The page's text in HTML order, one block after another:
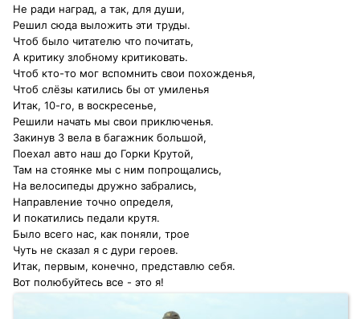
Не ради наград, а так, для души,
Решил сюда выложить эти труды.
Чтоб было читателю что почитать,
А критику злобному критиковать.
Чтоб кто-то мог вспомнить свои похожденья,
Чтоб слёзы катились бы от умиленья
Итак, 10-го, в воскресенье,
Решили начать мы свои приключенья.
Закинув 3 вела в багажник большой,
Поехал авто наш до Горки Крутой,
Там на стоянке мы с ним попрощались,
На велосипеды дружно забрались,
Направление точно определя,
И покатились педали крутя.
Было всего нас, как поняли, трое
Чуть не сказал я с дури героев.
Итак, первым, конечно, представлю себя.
Вот полюбуйтесь все - это я!